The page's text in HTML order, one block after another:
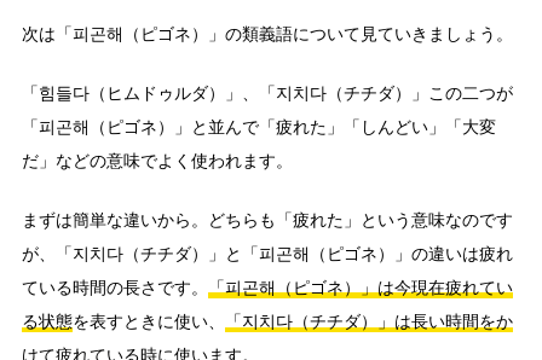
次は「피곤해（ピゴネ）」の類義語について見ていきましょう。
「힘들다（ヒムドゥルダ）」、「지치다（チチダ）」この二つが
「피곤해（ピゴネ）」と並んで「疲れた」「しんどい」「大変
だ」などの意味でよく使われます。
まずは簡単な違いから。どちらも「疲れた」という意味なのです
が、「지치다（チチダ）」と「피곤해（ピゴネ）」の違いは疲れ
ている時間の長さです。 「피곤해（ピゴネ）」は今現在疲れてい
る状態を表すときに使い、
「지치다（チチダ）」は長い時間をか